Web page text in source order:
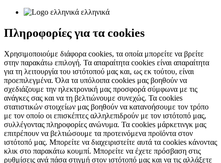
ελληνικά
Πληροφορίες για τα cookies
Χρησιμοποιούμε διάφορα cookies, τα οποία μπορείτε να βρείτε
στην παρακάτω επιλογή. Τα απαραίτητα cookies είναι απαραίτητα
για τη λειτουργία του ιστότοπού μας και, ως εκ τούτου, είναι
προεπιλεγμένα. Όλα τα υπόλοιπα cookies μας βοηθούν να
σχεδιάζουμε την ηλεκτρονική μας προσφορά σύμφωνα με τις
ανάγκες σας και να τη βελτιώνουμε συνεχώς. Τα cookies
στατιστικών στοιχείων μας βοηθούν να κατανοήσουμε τον τρόπο
με τον οποίο οι επισκέπτες αλληλεπιδρούν με τον ιστότοπό μας,
συλλέγοντας πληροφορίες ανώνυμα. Τα cookies μάρκετινγκ μας
επιτρέπουν να βελτιώσουμε τα προτεινόμενα προϊόντα στον
ιστότοπό μας. Μπορείτε να διαχειριστείτε αυτά τα cookies κάνοντας
κλικ στο παρακάτω κουμπί. Μπορείτε να έχετε πρόσβαση στις
ρυθμίσεις ανά πάσα στιγμή στον ιστότοπό μας και να τις αλλάξετε